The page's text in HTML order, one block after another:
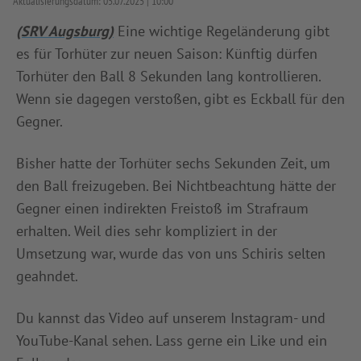
(SRV Augsburg) Eine wichtige Regeländerung gibt
es für Torhüter zur neuen Saison: Künftig dürfen
Torhüter den Ball 8️ Sekunden lang kontrollieren.
Wenn sie dagegen verstoßen, gibt es Eckball für den
Gegner.
Bisher hatte der Torhüter sechs Sekunden Zeit, um
den Ball freizugeben. Bei Nichtbeachtung hätte der
Gegner einen indirekten Freistoß im Strafraum
erhalten. Weil dies sehr kompliziert in der
Umsetzung war, wurde das von uns Schiris selten
geahndet.
Du kannst das Video auf unserem Instagram- und
YouTube-Kanal sehen. Lass gerne ein Like und ein